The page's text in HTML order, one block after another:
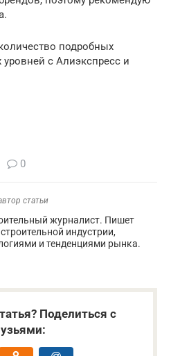
подробных
с Алиэкспресс и
0
статьи
журналист. Пишет
индустрии,
и тенденциями рынка.
Поделиться с